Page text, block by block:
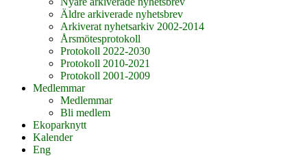
Äldre arkiverade nyhetsbrev
Arkiverat nyhetsarkiv 2002-2014
Årsmötesprotokoll
Protokoll 2022-2030
Protokoll 2010-2021
Protokoll 2001-2009
Medlemmar
Medlemmar
Bli medlem
Ekoparknytt
Kalender
Eng